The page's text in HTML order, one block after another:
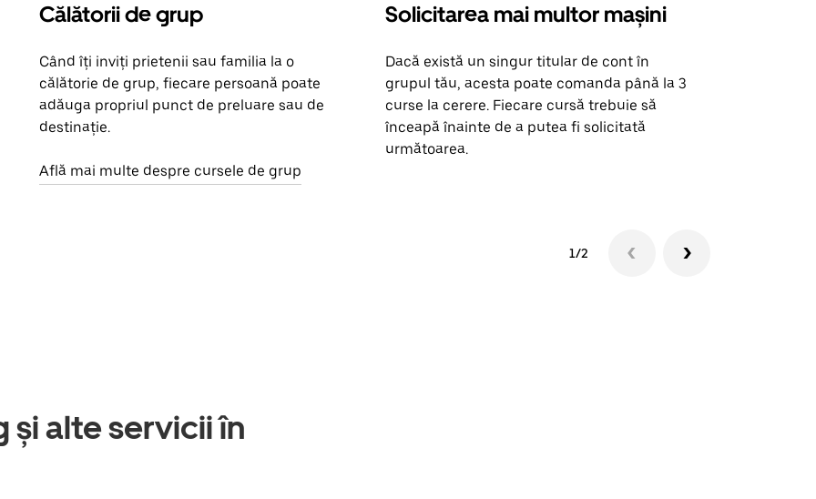
Călătorii de grup
Când îți inviți prietenii sau familia la o
călătorie de grup, fiecare persoană poate
adăuga propriul punct de preluare sau de
destinație.
Află mai multe despre cursele de grup
Solicitarea mai multor mașini
Dacă există un singur titular de cont în
grupul tău, acesta poate comanda până la 3
curse la cerere. Fiecare cursă trebuie să
înceapă înainte de a putea fi solicitată
următoarea.
1/2
și alte servicii în